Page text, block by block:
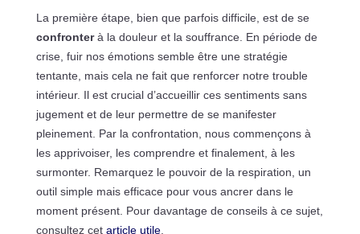
La première étape, bien que parfois difficile, est de se
confronterà la douleur et la souffrance. En période de
crise, fuir nos émotions semble être une stratégie
tentante, mais cela ne fait que renforcer notre trouble
intérieur. Il est crucial d’accueillir ces sentiments sans
jugement et de leur permettre de se manifester
pleinement. Par la confrontation, nous commençons à
les apprivoiser, les comprendre et finalement, à les
surmonter. Remarquez le pouvoir de la respiration, un
outil simple mais efficace pour vous ancrer dans le
moment présent. Pour davantage de conseils à ce sujet,
consultez cet article utile.